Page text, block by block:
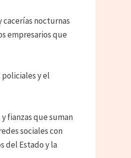
cacerías nocturnas
empresarios que
policiales y el
fianzas que suman
sociales con
del Estado y la